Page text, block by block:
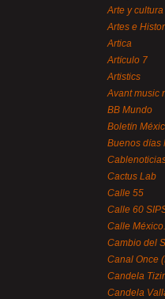
Arte y
Artes e
Artica
Artículo 7
Artistics
Avant music
BB Mundo
Boletín
Buenos días
Cactus Lab
Calle 55
Calle 60
Calle
Cambio del
Canal Once
Candela
Candela